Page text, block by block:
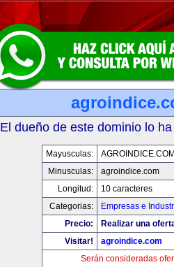
El dueño de este dominio lo
Mayusculas:
Minusculas:
agroindice.com
Longitud:
10 caracteres
Categorias:
Empresas e
Precio:
Realizar una
Visitar!
agroindice.com
Serán consideradas